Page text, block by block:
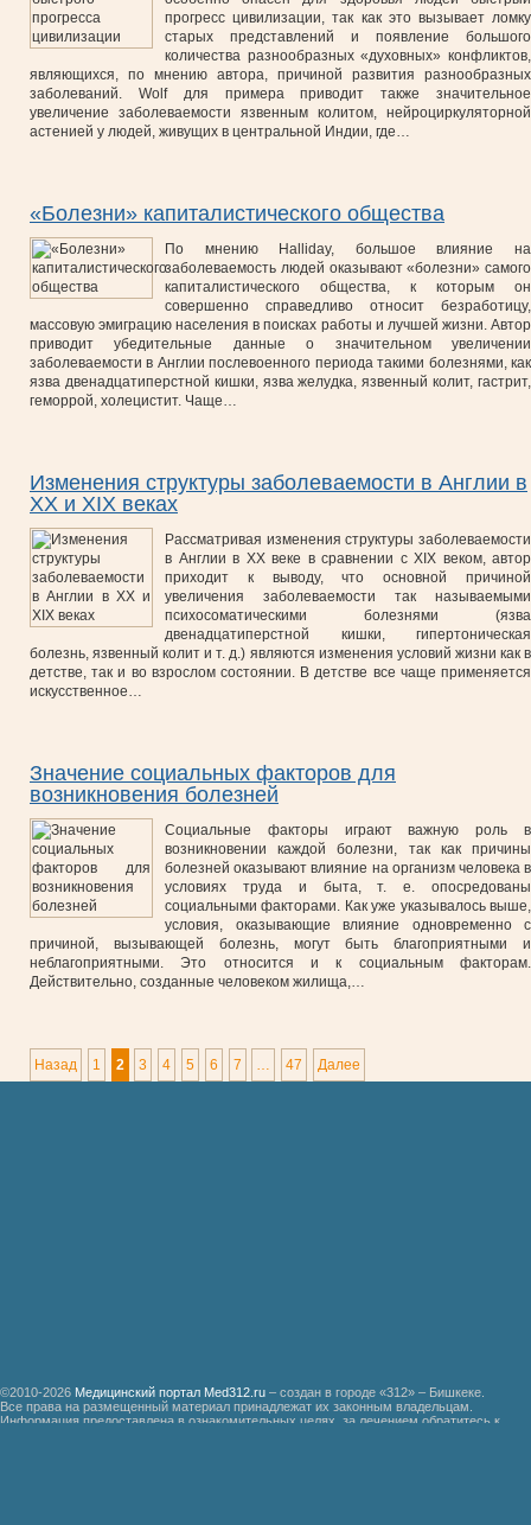
прогресс цивилизации, так как это вызывает ломку
старых представлений и появление большого
количества разнообразных «духовных» конфликтов,
являющихся, по мнению автора, причиной развития разнообразных
заболеваний. Wolf для примера приводит также значительное
увеличение заболеваемости язвенным колитом, нейроциркуляторной
астенией у людей, живущих в центральной Индии, где…
«Болезни» капиталистического общества
По мнению Halliday, большое влияние на
заболеваемость людей оказывают «болезни» самого
капиталистического общества, к которым он
совершенно справедливо относит безработицу,
массовую эмиграцию населения в поисках работы и лучшей жизни. Автор
приводит убедительные данные о значительном увеличении
заболеваемости в Англии послевоенного периода такими болезнями, как
язва двенадцатиперстной кишки, язва желудка, язвенный колит, гастрит,
геморрой, холецистит. Чаще…
Изменения структуры заболеваемости в Англии в
XX и XIX веках
Рассматривая изменения структуры заболеваемости
в Англии в XX веке в сравнении с XIX веком, автор
приходит к выводу, что основной причиной
увеличения заболеваемости так называемыми
психосоматическими болезнями (язва
двенадцатиперстной кишки, гипертоническая
болезнь, язвенный колит и т. д.) являются изменения условий жизни как в
детстве, так и во взрослом состоянии. В детстве все чаще применяется
искусственное…
Значение социальных факторов для
возникновения болезней
Социальные факторы играют важную роль в
возникновении каждой болезни, так как причины
болезней оказывают влияние на организм человека в
условиях труда и быта, т. е. опосредованы
социальными факторами. Как уже указывалось выше,
условия, оказывающие влияние одновременно с
причиной, вызывающей болезнь, могут быть благоприятными и
неблагоприятными. Это относится и к социальным факторам.
Действительно, созданные человеком жилища,…
Назад 1 2 3 4 5 6 7 … 47 Далее
©2010-2026 Медицинский портал Med312.ru – создан в городе «312» – Бишкеке.
Все права на размещенный материал принадлежат их законным владельцам.
Информация предоставлена в ознакомительных целях, за лечением обратитесь к